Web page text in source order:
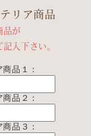
リア商品
が
入下さい。
品１：
品２：
品３：